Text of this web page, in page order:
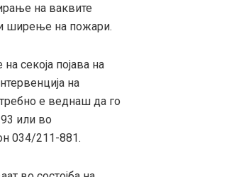
на ваквите
и ширење на пожари.
секоја појава на
на
е веднаш да го
или во
034/211-881.